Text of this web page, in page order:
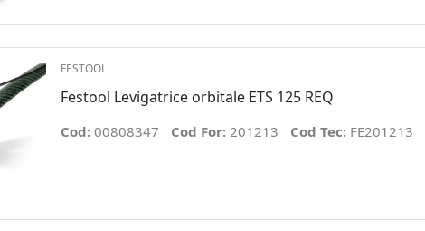
FESTOOL
Festool Levigatrice orbitale ETS 125 REQ
Cod: 00808347 Cod For: 201213 Cod Tec: FE201213